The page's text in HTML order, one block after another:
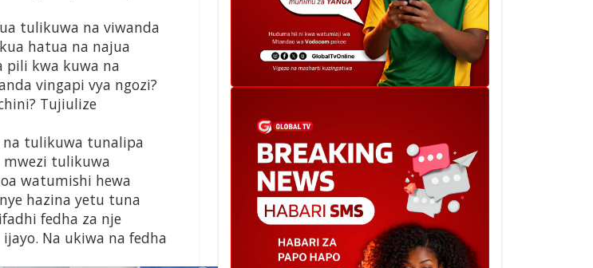
tulikuwa na viwanda
hatua na najua
pili kwa kuwa na
vingapi vya ngozi?
Tujiulize
na tulikuwa tunalipa
mwezi tulikuwa
watumishi hewa
hazina yetu tuna
fedha za nje
Na ukiwa na fedha